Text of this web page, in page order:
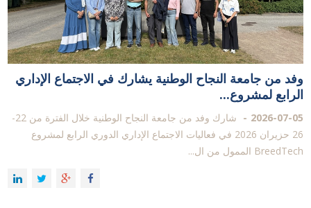
وفد من جامعة النجاح الوطنية يشارك في الاجتماع الإداري
الرابع لمشروع...
2026-07-05
شارك وفد من جامعة النجاح الوطنية خلال الفترة من 22-
26 حزيران 2026 في فعاليات الاجتماع الإداري الدوري الرابع لمشروع
BreedTech الممول من ال...